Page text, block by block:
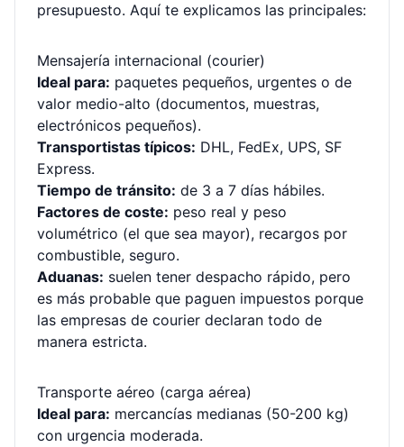
presupuesto. Aquí te explicamos las principales:
Mensajería internacional (courier)
Ideal para: paquetes pequeños, urgentes o de
valor medio-alto (documentos, muestras,
electrónicos pequeños).
Transportistas típicos: DHL, FedEx, UPS, SF
Express.
Tiempo de tránsito: de 3 a 7 días hábiles.
Factores de coste: peso real y peso
volumétrico (el que sea mayor), recargos por
combustible, seguro.
Aduanas: suelen tener despacho rápido, pero
es más probable que paguen impuestos porque
las empresas de courier declaran todo de
manera estricta.
Transporte aéreo (carga aérea)
Ideal para: mercancías medianas (50-200 kg)
con urgencia moderada.